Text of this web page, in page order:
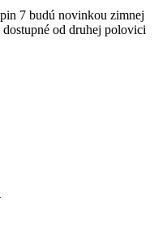
7 budú novinkou zimnej
od druhej polovici